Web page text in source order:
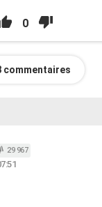
0
commentaires
29 967